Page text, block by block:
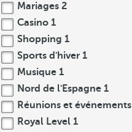
Mariages 2
Casino 1
Shopping 1
Sports d'hiver 1
Musique 1
Nord de l'Espagne 1
Réunions et événements
Royal Level 1